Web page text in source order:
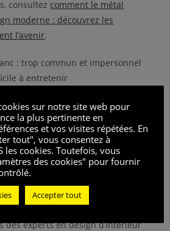
consultez comment le métal
moderne : découvrez les
l’avenir.
: trop commun et impersonnel
à entretenir
distrayants
: démodés et clichés
d’aborder la décoration de votre
à long terme. Évitez les tendances
peu pratiques, et optez pour
résisteront à l’épreuve du
des experts en design d’intérieur
sur notre site web pour
la plus pertinente en
et vos visites répétées. En
tout", vous consentez à
les cookies. Toutefois, vous
des cookies" pour fournir
Accepter tout